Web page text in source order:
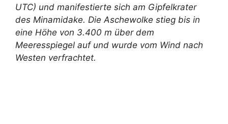
UTC) und manifestierte sich am Gipfelkrater
des Minamidake. Die Aschewolke stieg bis in
eine Höhe von 3.400 m über dem
Meeresspiegel auf und wurde vom Wind nach
Westen verfrachtet.